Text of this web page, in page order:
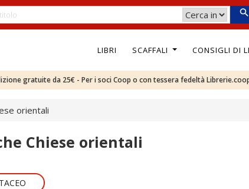
LIBRI SCAFFALI CONSIGLI DI
gratuite da 25€ - Per i soci Coop o con tessera fedeltà
orientali
Chiese orientali